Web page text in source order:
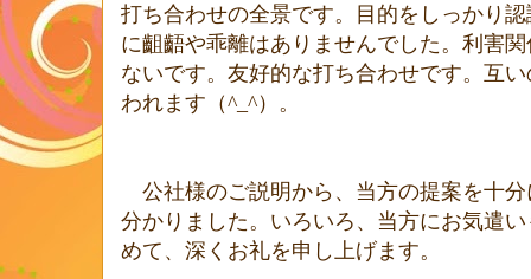
打ち合わせの全景です。目的をしっかり
に齟齬や乖離はありませんでした。利害
ないです。友好的な打ち合わせです。互
われます（^_^）。
公社様のご説明から、当方の提案を十
分かりました。いろいろ、当方にお気遣
めて、深くお礼を申し上げます。